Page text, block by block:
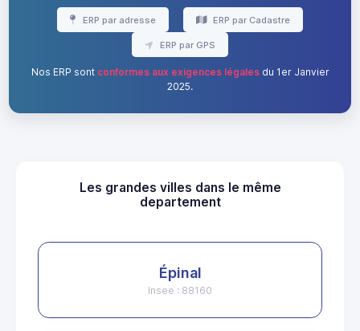
ERP par adresse ERP par Cadastre
ERP par GPS
Nos ERP sont conformes aux exigences légalesdu 1er Janvier
2025.
Les grandes villes dans le même
departement
Épinal
Insee : 88160